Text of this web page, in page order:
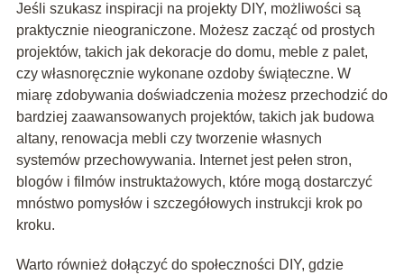
Jeśli szukasz inspiracji na projekty DIY, możliwości są
praktycznie nieograniczone. Możesz zacząć od prostych
projektów, takich jak dekoracje do domu, meble z palet,
czy własnoręcznie wykonane ozdoby świąteczne. W
miarę zdobywania doświadczenia możesz przechodzić do
bardziej zaawansowanych projektów, takich jak budowa
altany, renowacja mebli czy tworzenie własnych
systemów przechowywania. Internet jest pełen stron,
blogów i filmów instruktażowych, które mogą dostarczyć
mnóstwo pomysłów i szczegółowych instrukcji krok po
kroku.
Warto również dołączyć do społeczności DIY, gdzie